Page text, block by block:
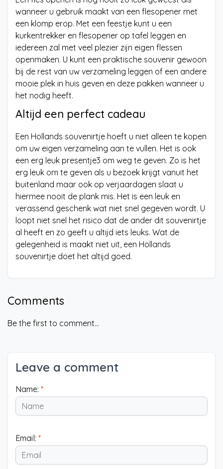
wanneer u gebruik maakt van een flesopener met
een klomp erop. Met een feestje kunt u een
kurkentrekker en flesopener op tafel leggen en
iedereen zal met veel plezier zijn eigen flessen
openmaken. U kunt een praktische souvenir gewoon
bij de rest van uw verzameling leggen of een andere
mooie plek in huis geven en deze pakken wanneer u
het nodig heeft.
Altijd een perfect cadeau
Een Hollands souvenirtje hoeft u niet alleen te kopen
om uw eigen verzameling aan te vullen. Het is ook
een erg leuk presentje3 om weg te geven. Zo is het
erg leuk om te geven als u bezoek krijgt vanuit het
buitenland maar ook op verjaardagen slaat u
hiermee nooit de plank mis. Het is een leuk en
verassend geschenk wat niet snel gegeven wordt. U
loopt niet snel het risico dat de ander dit souvenirtje
al heeft en zo geeft u altijd iets leuks. Wat de
gelegenheid is maakt niet uit, een Hollands
souvenirtje doet het altijd goed.
Comments
Be the first to comment...
Leave a comment
Name: *
Email: *